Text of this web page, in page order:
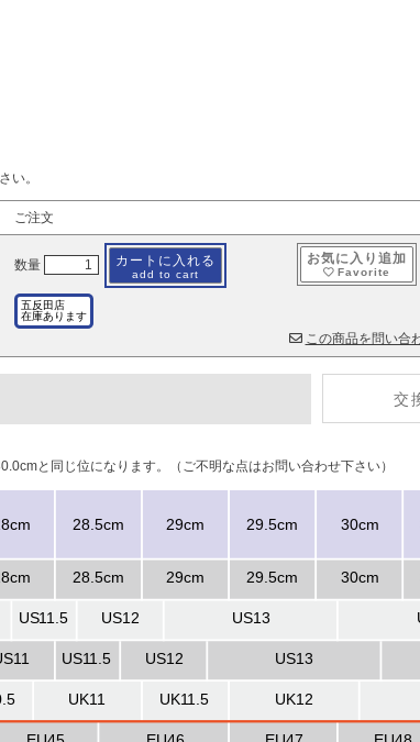
い。
ご注文
数量 カートに入れる
add to cart
五反田店
在庫あります
お気に入り追加
Favorite
この商品を問い合
交
と同じ位になります。（ご不明な点はお問い合わせ下さい）